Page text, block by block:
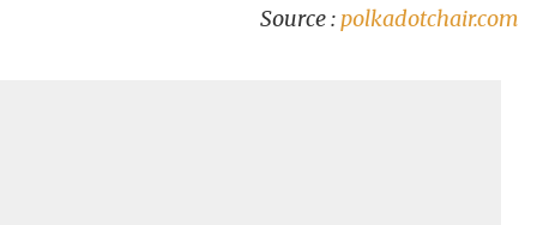
Source : polkadotchair.com